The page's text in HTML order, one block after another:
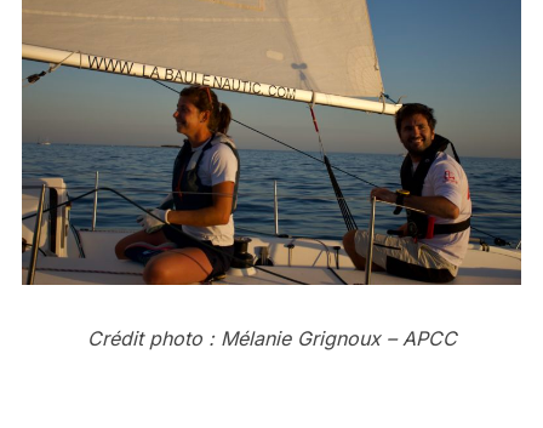
Crédit photo : Mélanie Grignoux – APCC